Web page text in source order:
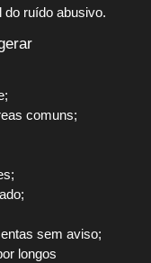
do ruído abusivo.
comuns;
sem aviso;
longos